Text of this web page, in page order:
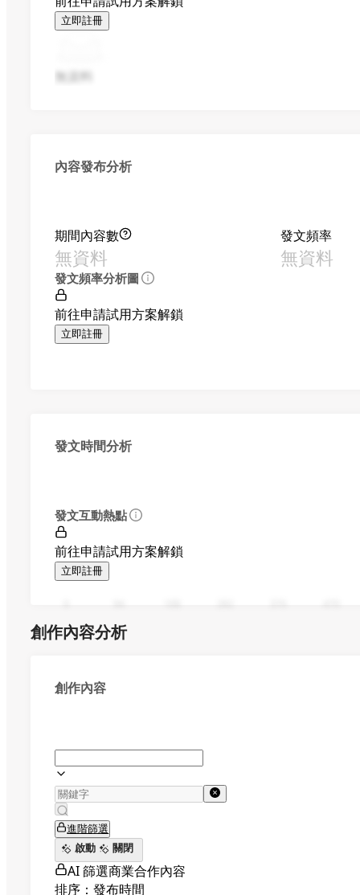
立即註冊
無資料
內容發布分析
期間內容數
無資料
發文頻率
無資料
發文頻率分析圖
前往申請試用方案解鎖
立即註冊
發文時間分析
發文互動熱點
前往申請試用方案解鎖
立即註冊
創作內容分析
創作內容
進階篩選
啟動
關閉
AI 篩選商業合作內容
排序：發布時間